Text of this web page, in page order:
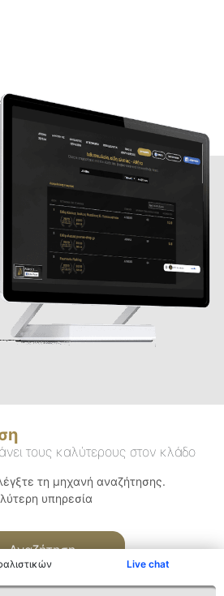
Live chat
τους καλύτερους στον κλάδο
τη μηχανή αναζήτησης.
υπηρεσία
Αναζήτηση